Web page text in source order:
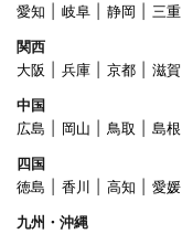
愛知
岐阜 静岡
三重
関西
大阪
兵庫 京都 滋賀
中国
広島
岡山 鳥取 島根
四国
徳島
香川 高知
愛媛
九州・沖縄